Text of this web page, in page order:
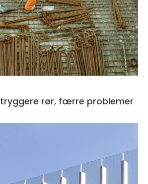
Rørinspeksjon tryggere rør, færre problemer